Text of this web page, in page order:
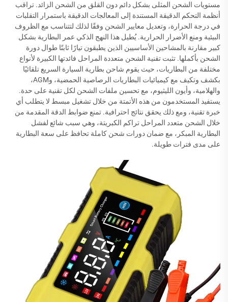
مستويات الشحن المثلى بشكل دائم دون القلق من الشحن الزائد. تراقب
أنظمة التحكم الدقيقة المستندة إلى المعالجات الدقيقة باستمرار التقلبات
في درجة الحرارة، وتعديل معايير الشحن وفقًا لذلك لتتناسب مع الظروف
البيئية ومنع الأضرار الحرارية. يُطيل هذا النهج الذكي عمر البطارية بشكل
كبير مقارنة بالمشاحين الأساسيين الذين يطبقون تيارًا ثابتًا طوال دورة
الشحن بأكملها. تثبت تقنية الشحن متعددة المراحل فائدتها الكبيرة لأنواع
مختلفة من البطاريات، حيث يقوم شاحن بطارية السيارة السريع تلقائيًا
بكشف وتكيف مع كيميائيات البطاريات الرصاصية الحمضية، وAGM،
والهلامية، وأيون الليثيوم، مع تحسين ملفات الشحن لكل تقنية على حدة.
يستفيد المستخدمون من هذه الأتمتة من خلال تشغيل مبسط لا يتطلب أي
خبرة تقنية، ومع ذلك يحقق نتائج احترافية. تمنع ضوابط الدقة المقدمة من
خلال الشحن متعدد المراحل تراكم الكبريتة، وهي سبب شائع لفشل
البطارية المبكر، مع ضمان دورات شحن كاملة تحافظ على سعة البطارية
على مدى فترات طويلة.